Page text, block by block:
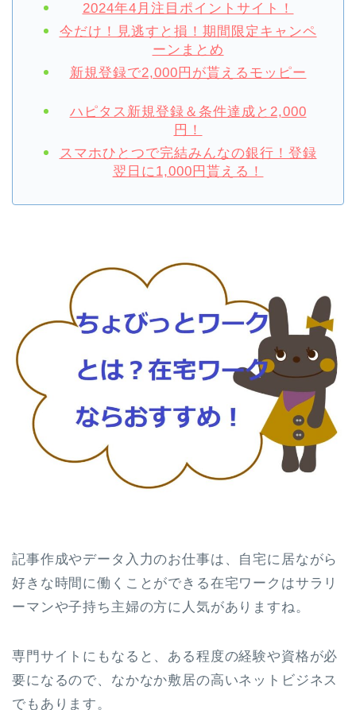
2024年4月注目ポイントサイト！
今だけ！見逃すと損！期間限定キャンペ
ーンまとめ
新規登録で2,000円が貰えるモッピー
ハピタス新規登録＆条件達成と2,000
円！
スマホひとつで完結みんなの銀行！登録
翌日に1,000円貰える！
記事作成やデータ入力のお仕事は、自宅に居ながら
好きな時間に働くことができる在宅ワークはサラリ
ーマンや子持ち主婦の方に人気がありますね。
専門サイトにもなると、ある程度の経験や資格が必
要になるので、なかなか敷居の高いネットビジネス
でもあります。